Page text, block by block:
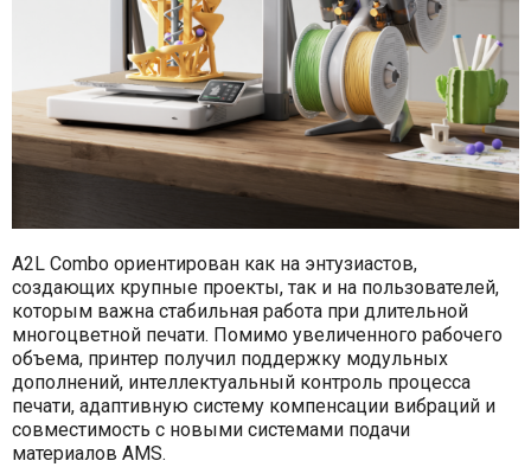
A2L Combo ориентирован как на энтузиастов,
создающих крупные проекты, так и на пользователей,
которым важна стабильная работа при длительной
многоцветной печати. Помимо увеличенного рабочего
объема, принтер получил поддержку модульных
дополнений, интеллектуальный контроль процесса
печати, адаптивную систему компенсации вибраций и
совместимость с новыми системами подачи
материалов AMS.